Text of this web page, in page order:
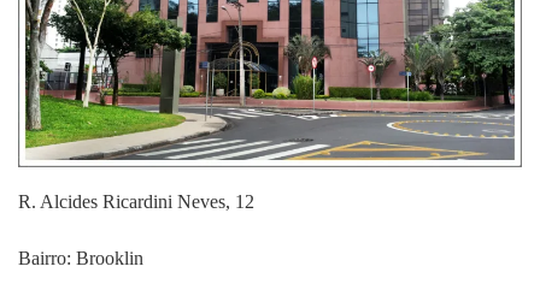
R. Alcides Ricardini Neves, 12
Bairro: Brooklin